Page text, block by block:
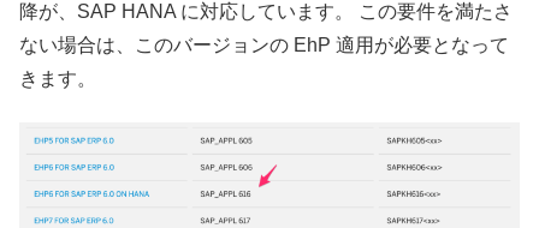
降が、SAP HANA に対応しています。 この要件を満たさ
ない場合は、このバージョンの EhP 適用が必要となって
きます。